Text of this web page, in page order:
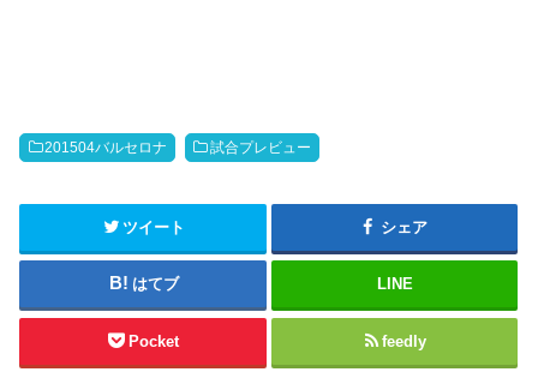
201504バルセロナ 試合プレビュー
ツイート シェア
はてブ LINE
Pocket feedly